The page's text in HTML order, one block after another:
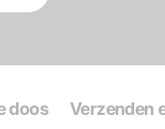
doos Verzenden